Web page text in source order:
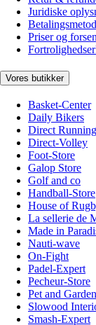
Juridiske
Priser og
Vores butikker
Basket-Center
Daily Bikers
Direct Running
Direct-Volley
Foot-Store
Galop Store
Golf and co
Handball-Store
House of
La sellerie de
Made in
Nauti-wave
On-Fight
Padel-Expert
Pecheur-Store
Pet and Garden
Slowood
Smash-Expert